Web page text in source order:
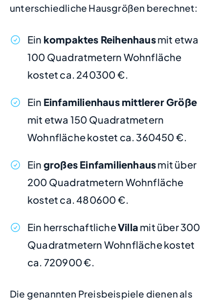
unterschiedliche Hausgrößen berechnet:
Ein kompaktes Reihenhausmit etwa
100 Quadratmetern Wohnfläche
kostet ca. 240300 €.
Ein Einfamilienhaus mittlerer Größe
mit etwa 150 Quadratmetern
Wohnfläche kostet ca. 360450 €.
Ein großes Einfamilienhausmit über
200 Quadratmetern Wohnfläche
kostet ca. 480600 €.
Ein herrschaftlicheVilla mit über 300
Quadratmetern Wohnfläche kostet
ca. 720900 €.
Die genannten Preisbeispiele dienen als